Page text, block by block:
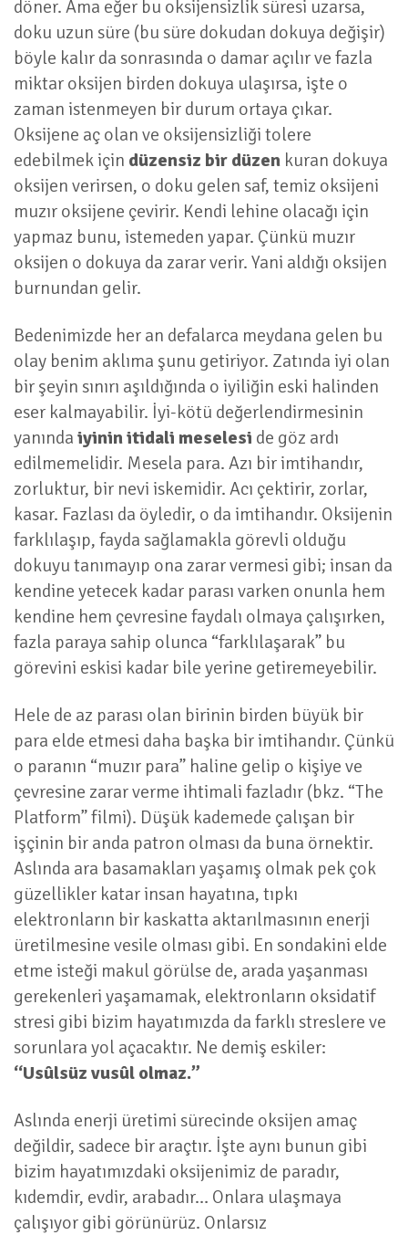
döner. Ama eğer bu oksijensizlik süresi uzarsa,
doku uzun süre (bu süre dokudan dokuya değişir)
böyle kalır da sonrasında o damar açılır ve fazla
miktar oksijen birden dokuya ulaşırsa, işte o
zaman istenmeyen bir durum ortaya çıkar.
Oksijene aç olan ve oksijensizliği tolere
edebilmek için düzensiz bir düzen kuran dokuya
oksijen verirsen, o doku gelen saf, temiz oksijeni
muzır oksijene çevirir. Kendi lehine olacağı için
yapmaz bunu, istemeden yapar. Çünkü muzır
oksijen o dokuya da zarar verir. Yani aldığı oksijen
burnundan gelir.
Bedenimizde her an defalarca meydana gelen bu
olay benim aklıma şunu getiriyor. Zatında iyi olan
bir şeyin sınırı aşıldığında o iyiliğin eski halinden
eser kalmayabilir. İyi-kötü değerlendirmesinin
yanında iyinin itidali meselesi de göz ardı
edilmemelidir. Mesela para. Azı bir imtihandır,
zorluktur, bir nevi iskemidir. Acı çektirir, zorlar,
kasar. Fazlası da öyledir, o da imtihandır. Oksijenin
farklılaşıp, fayda sağlamakla görevli olduğu
dokuyu tanımayıp ona zarar vermesi gibi; insan da
kendine yetecek kadar parası varken onunla hem
kendine hem çevresine faydalı olmaya çalışırken,
fazla paraya sahip olunca “farklılaşarak” bu
görevini eskisi kadar bile yerine getiremeyebilir.
Hele de az parası olan birinin birden büyük bir
para elde etmesi daha başka bir imtihandır. Çünkü
o paranın “muzır para” haline gelip o kişiye ve
çevresine zarar verme ihtimali fazladır (bkz. “The
Platform” filmi). Düşük kademede çalışan bir
işçinin bir anda patron olması da buna örnektir.
Aslında ara basamakları yaşamış olmak pek çok
güzellikler katar insan hayatına, tıpkı
elektronların bir kaskatta aktarılmasının enerji
üretilmesine vesile olması gibi. En sondakini elde
etme isteği makul görülse de, arada yaşanması
gerekenleri yaşamamak, elektronların oksidatif
stresi gibi bizim hayatımızda da farklı streslere ve
sorunlara yol açacaktır. Ne demiş eskiler:
“Usûlsüz vusûl olmaz.”
Aslında enerji üretimi sürecinde oksijen amaç
değildir, sadece bir araçtır. İşte aynı bunun gibi
bizim hayatımızdaki oksijenimiz de paradır,
kıdemdir, evdir, arabadır… Onlara ulaşmaya
çalışıyor gibi görünürüz. Onlarsız